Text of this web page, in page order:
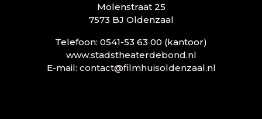
Molenstraat 25
7573 BJ Oldenzaal
Telefoon: 0541-53 63 00 (kantoor)
www.stadstheaterdebond.nl
E-mail: contact@filmhuisoldenzaal.nl